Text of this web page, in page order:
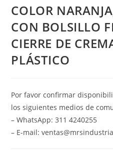
COLOR
CON BOLSILLO
CIERRE DE
PLÁSTICO
Por favor confirmar
los siguientes medios de
– WhatsApp: 311 4240255
– E-mail: